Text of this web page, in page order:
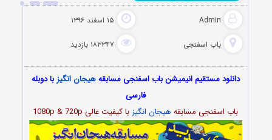
Admin ۱۵ اسفند ۱۳۹۶
باب اسفنجی ۱۸۳۳۴۷ بازدید
دانلود مستقیم انیمیشن باب اسفنجی مسابقههیجان انگیز با دوبله
فارسی
باب اسفنجی مسابقه هیجان انگیز با کیفیت عالی 1080p & 720p